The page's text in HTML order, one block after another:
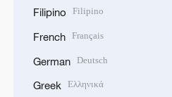
Filipino Filipino
French Français
German Deutsch
Greek Ελληνικά